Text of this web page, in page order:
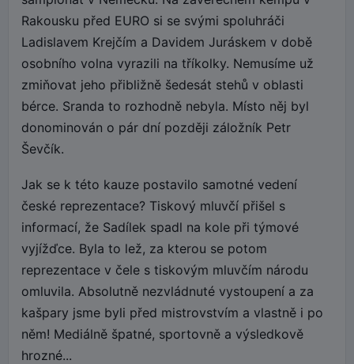
Rakousku před EURO si se svými spoluhráči
Ladislavem Krejčím a Davidem Juráskem v době
osobního volna vyrazili na tříkolky. Nemusíme už
zmiňovat jeho přibližně šedesát stehů v oblasti
bérce. Sranda to rozhodně nebyla. Místo něj byl
donominován o pár dní později záložník Petr
Ševčík.
Jak se k této kauze postavilo samotné vedení
české reprezentace? Tiskový mluvčí přišel s
informací, že Sadílek spadl na kole při týmové
vyjížďce. Byla to lež, za kterou se potom
reprezentace v čele s tiskovým mluvčím národu
omluvila. Absolutně nezvládnuté vystoupení a za
kašpary jsme byli před mistrovstvím a vlastně i po
něm! Mediálně špatné, sportovně a výsledkově
hrozné...